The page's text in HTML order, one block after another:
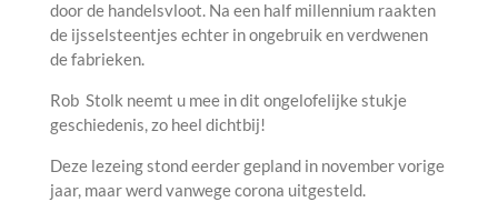
door de handelsvloot. Na een half millennium raakten
de ijsselsteentjes echter in ongebruik en verdwenen
de fabrieken.
Rob Stolk neemt u mee in dit ongelofelijke stukje
geschiedenis, zo heel dichtbij!
Deze lezeing stond eerder gepland in november vorige
jaar, maar werd vanwege corona uitgesteld.